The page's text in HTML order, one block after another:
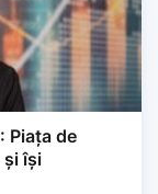
și își